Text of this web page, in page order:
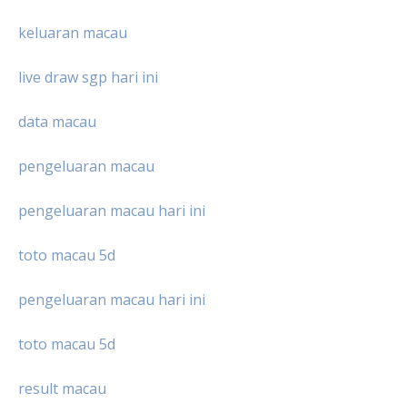
keluaran macau
live draw sgp hari ini
data macau
pengeluaran macau
pengeluaran macau hari ini
toto macau 5d
pengeluaran macau hari ini
toto macau 5d
result macau